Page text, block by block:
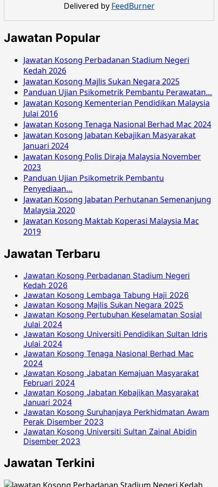
Awam
Negeri
Sarawak
Julai
Delivered by FeedBurner
Jawatan Popular
Jawatan Kosong Perbadanan Stadium Negeri
Kedah 2026
Jawatan Kosong Majlis Sukan Negara 2025
Panduan Ujian Psikometrik Pembantu Perawatan…
Jawatan Kosong Kementerian Pendidikan Malaysia
Julai 2016
Jawatan Kosong Tenaga Nasional Berhad Mac 2024
Jawatan Kosong Jabatan Kebajikan Masyarakat
Januari 2024
Jawatan Kosong Polis Diraja Malaysia November
2023
Panduan Ujian Psikometrik Pembantu
Penyediaan…
Jawatan Kosong Jabatan Perhutanan Semenanjung
Malaysia 2020
Jawatan Kosong Maktab Koperasi Malaysia Mac
2019
Jawatan Terbaru
Jawatan Kosong Perbadanan Stadium Negeri
Kedah 2026
Jawatan Kosong Lembaga Tabung Haji 2026
Jawatan Kosong Majlis Sukan Negara 2025
Jawatan Kosong Pertubuhan Keselamatan Sosial
Julai 2024
Jawatan Kosong Universiti Pendidikan Sultan Idris
Julai 2024
Jawatan Kosong Tenaga Nasional Berhad Mac
2024
Jawatan Kosong Jabatan Kemajuan Masyarakat
Februari 2024
Jawatan Kosong Jabatan Kebajikan Masyarakat
Januari 2024
Jawatan Kosong Suruhanjaya Perkhidmatan Awam
Perak Disember 2023
Jawatan Kosong Universiti Sultan Zainal Abidin
Disember 2023
Jawatan Terkini